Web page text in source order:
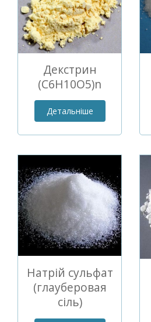
Декстрин
(C6H10O5)n
Детальніше
Натрій сульфат
(глауберовая
сіль)